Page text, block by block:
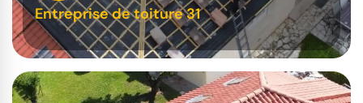
Entreprise de toiture 31